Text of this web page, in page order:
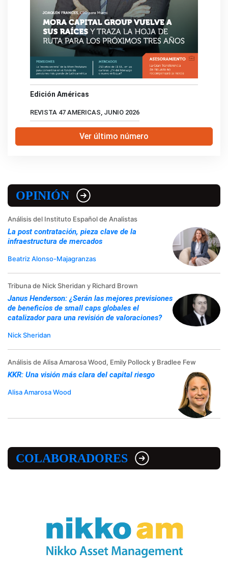
Edición Américas
REVISTA 47 AMERICAS, JUNIO 2026
Ver último número
OPINIÓN
Análisis del Instituto Español de Analistas
La post contratación, pieza clave de la
infraestructura de mercados
Beatriz Alonso-Majagranzas
Tribuna de Nick Sheridan y Richard Brown
Janus Henderson: ¿Serán las mejores previsiones
de beneficios de small caps globales el
catalizador para una revisión de valoraciones?
Nick Sheridan
Análisis de Alisa Amarosa Wood, Emily Pollock y Bradlee Few
KKR: Una visión más clara del capital riesgo
Alisa Amarosa Wood
COLABORADORES